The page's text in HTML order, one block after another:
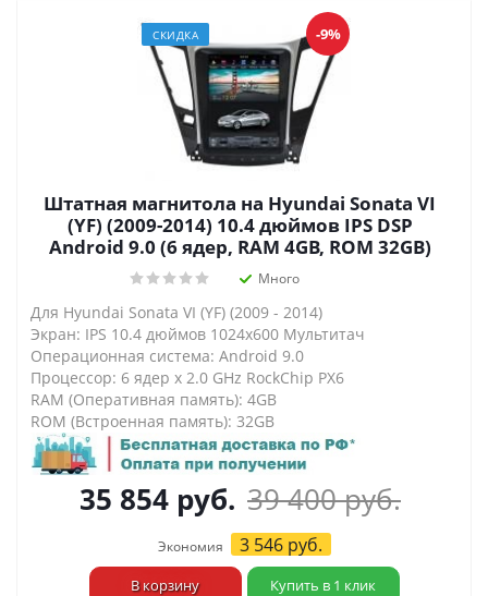
СКИДКА -9%
Штатная магнитола на Hyundai Sonata VI
(YF) (2009-2014) 10.4 дюймов IPS DSP
Android 9.0 (6 ядер, RAM 4GB, ROM 32GB)
Много
Для Hyundai Sonata VI (YF) (2009 - 2014)
Экран: IPS 10.4 дюймов 1024х600 Мультитач
Операционная система: Android 9.0
Процессор: 6 ядер х 2.0 GHz RockChip PX6
RAM (Оперативная память): 4GB
ROM (Встроенная память): 32GB
35 854 руб. 39 400руб.
Экономия 3 546руб.
В корзину Купить в 1 клик